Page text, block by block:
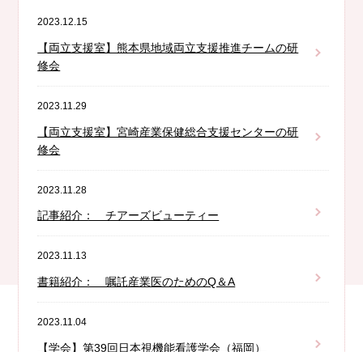
2023.12.15
【両立支援室】熊本県地域両立支援推進チームの研
修会
2023.11.29
【両立支援室】宮崎産業保健総合支援センターの研
修会
2023.11.28
記事紹介： チアーズビューティー
2023.11.13
書籍紹介： 嘱託産業医のためのQ＆A
2023.11.04
【学会】第39回日本視機能看護学会（福岡）